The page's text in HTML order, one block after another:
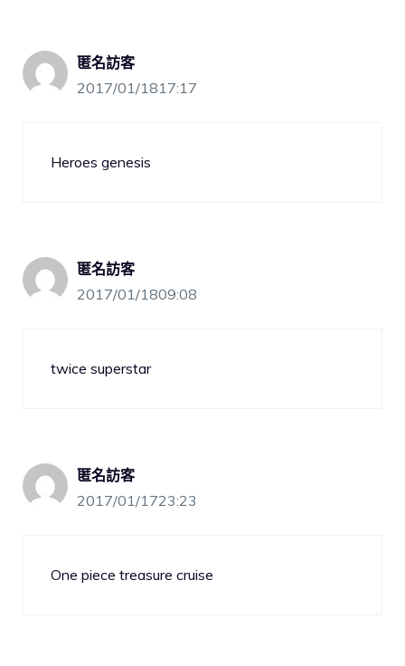
匿名訪客
2017/01/1817:17
Heroes genesis
匿名訪客
2017/01/1809:08
twice superstar
匿名訪客
2017/01/1723:23
One piece treasure cruise